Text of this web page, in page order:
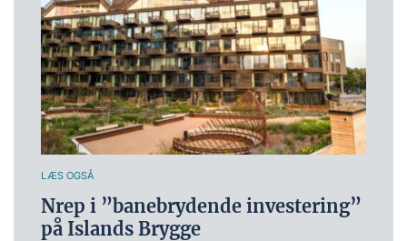
LÆS OGSÅ
Nrep i ”banebrydende investering”
på Islands Brygge